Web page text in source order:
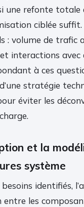
une refonte totale
ciblée
: volume de trafic
interactions avec
à ces
stratégie
éviter les
et la
système
besoins identifiés,
entre les